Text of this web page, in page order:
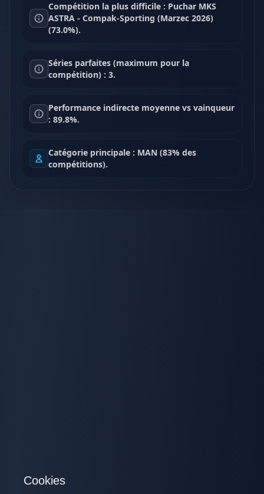
Compétition la plus difficile : Puchar MKS
ASTRA - Compak-Sporting (Marzec 2026)
(73.0%).
Séries parfaites (maximum pour la
compétition) : 3.
Performance indirecte moyenne vs vainqueur
: 89.8%.
Catégorie principale : MAN (83% des
compétitions).
Cookies